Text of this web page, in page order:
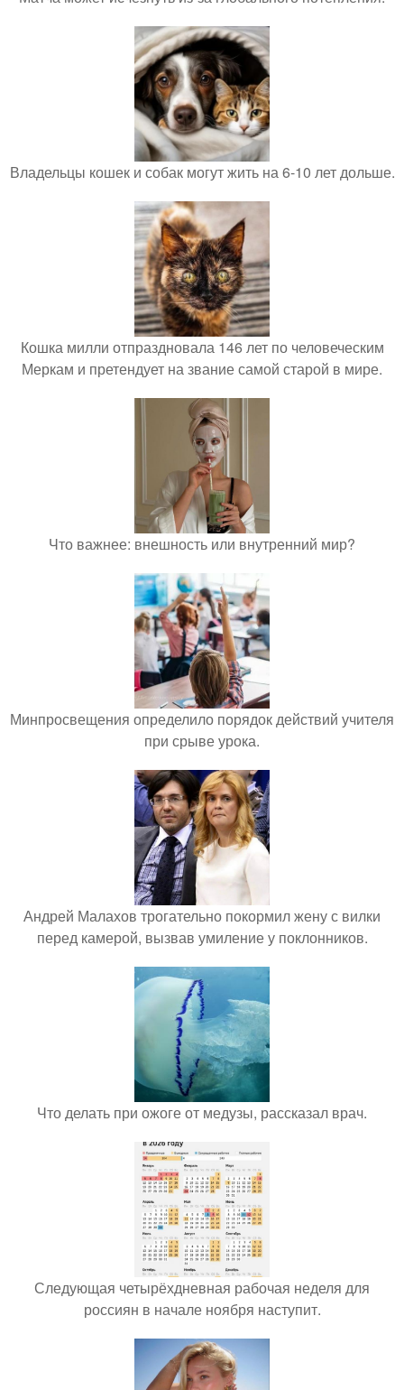
Владельцы кошек и собак могут жить на 6-10 лет дольше.
Кошка милли отпраздновала 146 лет по человеческим
Меркам и претендует на звание самой старой в мире.
Что важнее: внешность или внутренний мир?
Минпросвещения определило порядок действий учителя
при срыве урока.
Андрей Малахов трогательно покормил жену с вилки
перед камерой, вызвав умиление у поклонников.
Что делать при ожоге от медузы, рассказал врач.
Следующая четырёхдневная рабочая неделя для
россиян в начале ноября наступит.